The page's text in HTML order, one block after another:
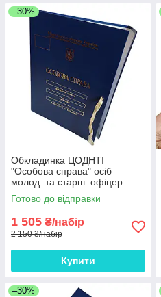
–30%
Обкладинка ЦОДНТІ
"Особова справа" осіб
молод. та старш. офіцер.
складу з тисненням "під
золото", без клапан., бумвініл
10мм*10 шт
Готово до відправки
1 505 ₴/набір
2 150 ₴/набір
Купити
–30%